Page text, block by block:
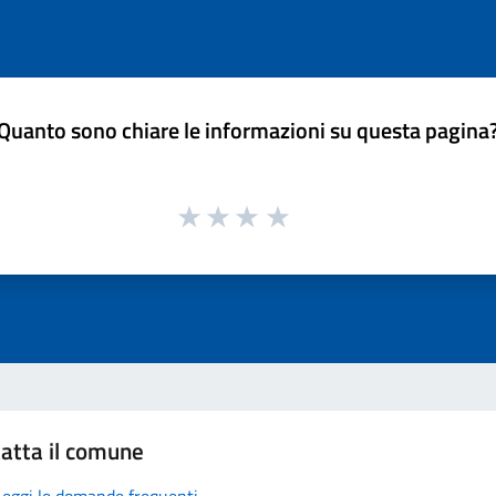
sono chiare le informazioni su questa
il comune